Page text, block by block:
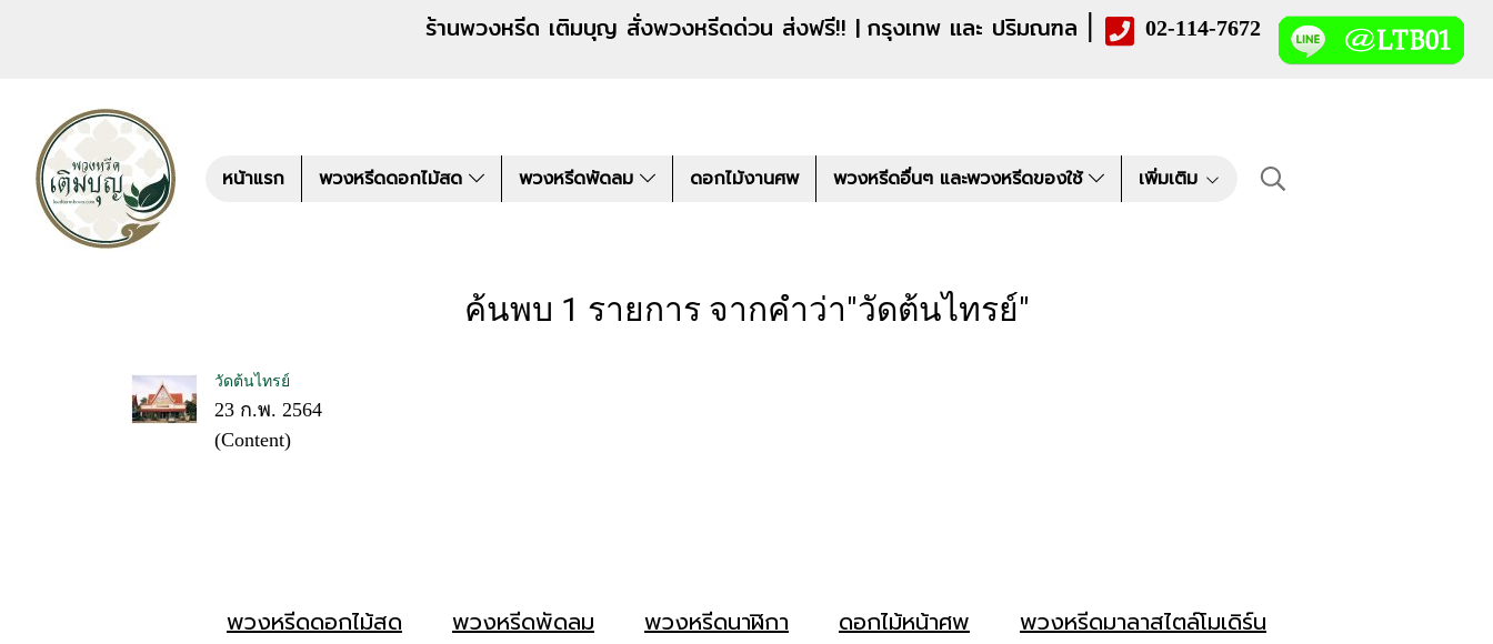
ร้านพวงหรีด เติมบุญ สั่งพวงหรีดด่วน ส่งฟรี!! | กรุงเทพ และ ปริมณฑล | 02-114-7672
หน้าแรก พวงหรีดดอกไม้สด พวงหรีดพัดลม ดอกไม้งานศพ พวงหรีดอื่นๆ และพวงหรีดของใช้ เพิ่มเติม
ค้นพบ 1 รายการ จากคำว่า"วัดต้นไทรย์"
วัดต้นไทรย์
23 ก.พ. 2564
(Content)
พวงหรีดดอกไม้สด พวงหรีดพัดลม พวงหรีดนาฬิกา ดอกไม้หน้าศพ
พวงหรีดมาลาสไตล์โมเดิร์น